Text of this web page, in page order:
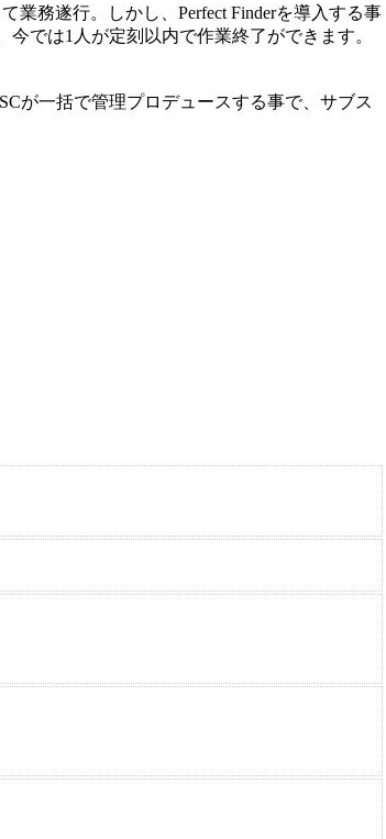
業務遂行。しかし、Perfect Finderを導入する事
では1人が定刻以内で作業終了ができます。
が一括で管理プロデュースする事で、サブス